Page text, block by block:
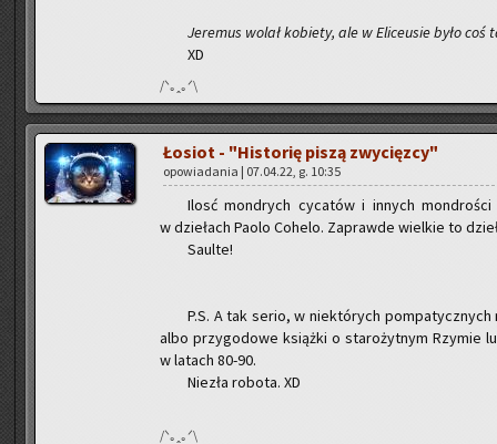
Je­re­mus wolał ko­bie­ty, ale w Eli­ceu­sie było
XD
/ᐠ｡ꞈ｡ᐟ\
Ło­siot - "Hi­sto­rię piszą zwy­cięz­cy"
opo­wia­da­nia | 07.04.22, g. 10:35
Ilosć mon­drych cy­ca­tów i in­nych
w dzie­łach Paolo Co­he­lo. Za­praw­de wiel­kie to
Saul­te!
P.S. A tak serio, w nie­któ­rych
albo przy­go­do­we książ­ki o sta­ro­żyt­nym Rzy­mie
w la­tach 80-90.
Nie­zła ro­bo­ta. XD
/ᐠ｡ꞈ｡ᐟ\